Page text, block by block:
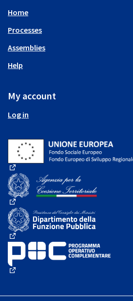
Home
Processes
Assemblies
Help
My account
Log in
(External link)
(External link)
(External link)